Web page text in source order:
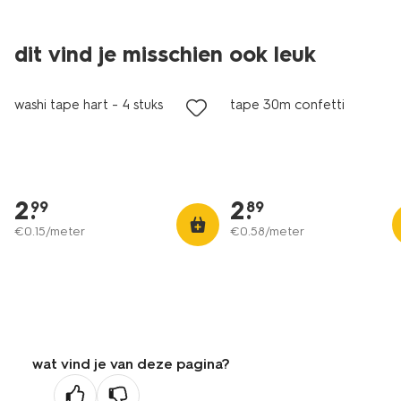
dit vind je misschien ook leuk
washi tape hart - 4 stuks
2.
99
€0.15/meter
tape 30m confetti
2.
89
€0.58/meter
wat vind je van deze pagina?